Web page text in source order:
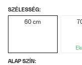
SZÉLESSÉG:
60 cm
ALAP SZÍN: